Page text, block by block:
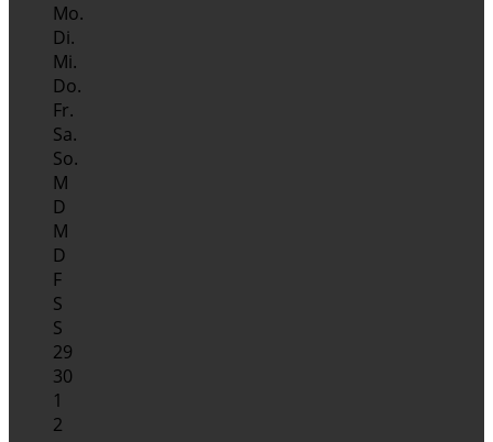
Mo.
Di.
Mi.
Do.
Fr.
Sa.
So.
M
D
M
D
F
S
S
29
30
1
2